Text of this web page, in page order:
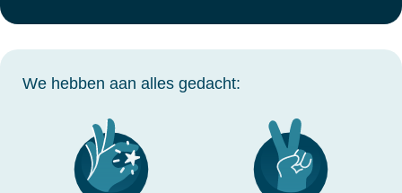
We hebben aan alles gedacht: